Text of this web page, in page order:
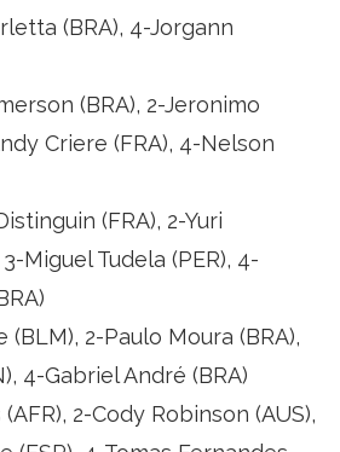
(BRA), 4-Jorgann
(BRA), 2-Jeronimo
Criere (FRA), 4-Nelson
(FRA), 2-Yuri
Miguel Tudela (PER), 4-
(BLM), 2-Paulo Moura (BRA),
4-Gabriel André (BRA)
2-Cody Robinson (AUS),